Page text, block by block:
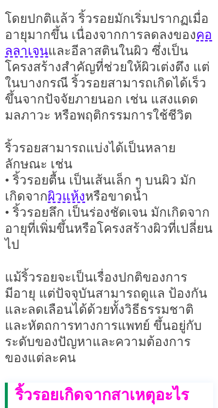
โดยปกติแล้ว ริ้วรอยมักเริ่มปรากฏเมื่อ
อายุมากขึ้น เนื่องจากการลดลงของคอ
ลลาเจนและอีลาสตินในผิว ซึ่งเป็น
โครงสร้างสำคัญที่ช่วยให้ผิวเต่งตึง แต่
ในบางกรณี ริ้วรอยสามารถเกิดได้เร็ว
ขึ้นจากปัจจัยภายนอก เช่น แสงแดด
มลภาวะ หรือพฤติกรรมการใช้ชีวิต
ริ้วรอยสามารถแบ่งได้เป็นหลาย
ลักษณะ เช่น
• ริ้วรอยตื้น เป็นเส้นเล็ก ๆ บนผิว มัก
เกิดจากผิวแห้งหรือขาดน้ำ
• ริ้วรอยลึก เป็นร่องชัดเจน มักเกิดจาก
อายุที่เพิ่มขึ้นหรือโครงสร้างผิวที่เปลี่ยน
ไป
แม้ริ้วรอยจะเป็นเรื่องปกติของการ
มีอายุ แต่ปัจจุบันสามารถดูแล ป้องกัน
และลดเลือนได้ด้วยทั้งวิธีธรรมชาติ
และหัตถการทางการแพทย์ ขึ้นอยู่กับ
ระดับของปัญหาและความต้องการ
ของแต่ละคน
ริ้วรอยเกิดจากสาเหตุอะไร